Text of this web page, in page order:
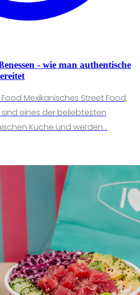
- wie man authentische
Mexikanisches Street Food,
eines der beliebtesten
Küche und werden...